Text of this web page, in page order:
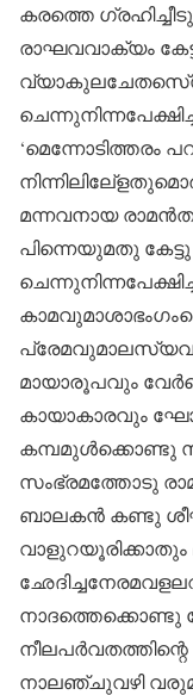
കരത്തെ
രാഘവവാക്യം
‘മെന്നോടിത്തരം
മന്നവനായ
പിന്നെയുമതു
മായാരൂപവും
കായാകാരവും
കമ്പമുള്‍ക്കൊണ്ടു
സംഭ്രമത്തോടു
ബാലകന്‍ കണ്ടു
നാദത്തെക്കൊണ്ടു
നാലഞ്ചുവഴി